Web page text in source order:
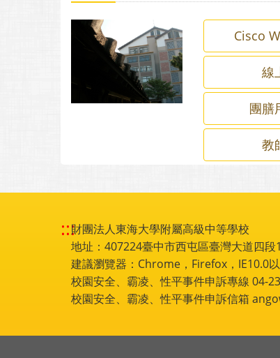
Cisco
線
團膳
教
:::財團法人東海大學附屬高級中等學校
地址：407224臺中市西屯區臺灣大道四
建議瀏覽器：Chrome，Firefox，IE10.0
校園安全、霸凌、性平事件申訴專線 04-
校園安全、霸凌、性平事件申訴信箱